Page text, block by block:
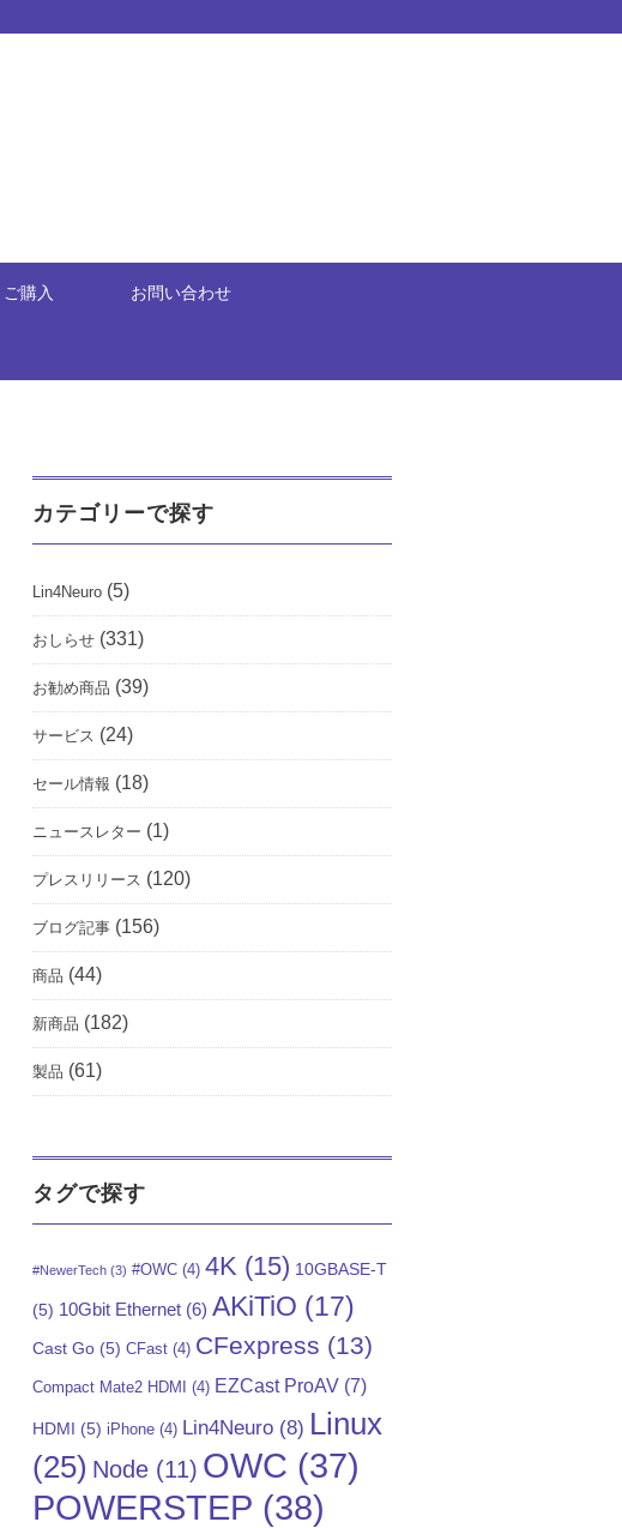
ご購入 お問い合わせ
カテゴリーで探す
Lin4Neuro (5)
おしらせ (331)
お勧め商品 (39)
サービス (24)
セール情報 (18)
ニュースレター (1)
プレスリリース (120)
ブログ記事 (156)
商品 (44)
新商品 (182)
製品 (61)
タグで探す
#NewerTech (3) #OWC (4) 4K (15) 10GBASE-T
(5) 10Gbit Ethernet (6) AKiTiO (17)
Cast Go (5) CFast (4) CFexpress (13)
Compact Mate2 HDMI (4) EZCast ProAV (7)
HDMI (5) iPhone (4) Lin4Neuro (8) Linux
(25) Node (11) OWC (37)
POWERSTEP (38)